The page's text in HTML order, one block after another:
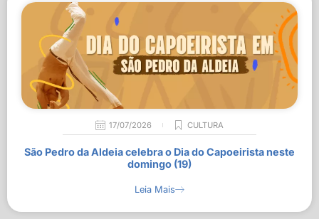
17/07/2026 CULTURA
São Pedro da Aldeia celebra o Dia do Capoeirista neste
domingo (19)
Leia Mais